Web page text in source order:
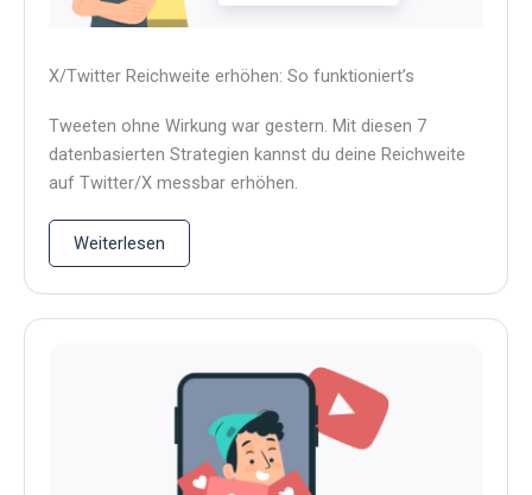
X/Twitter Reichweite erhöhen: So funktioniert’s
Tweeten ohne Wirkung war gestern. Mit diesen 7
datenbasierten Strategien kannst du deine Reichweite
auf Twitter/X messbar erhöhen.
Weiterlesen